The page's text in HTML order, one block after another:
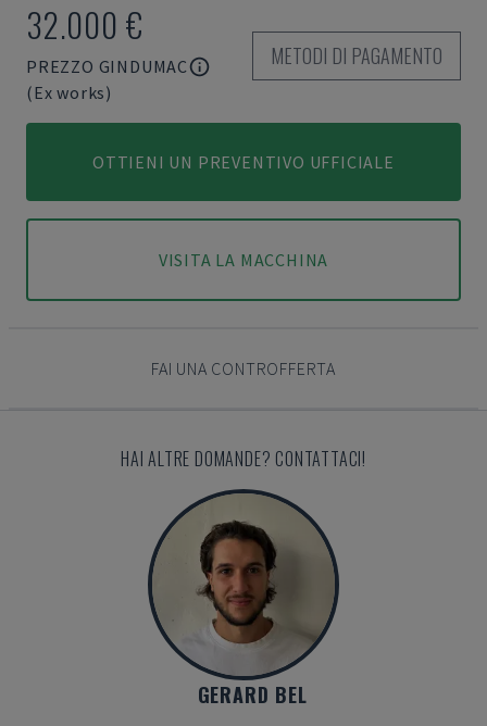
32.000 €
PREZZO GINDUMAC
(Ex works)
METODI DI PAGAMENTO
OTTIENI UN PREVENTIVO UFFICIALE
VISITA LA MACCHINA
FAI UNA CONTROFFERTA
HAI ALTRE DOMANDE? CONTATTACI!
GERARD BEL